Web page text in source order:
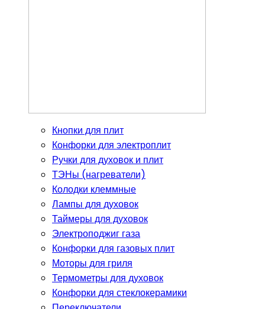
Кнопки для плит
Конфорки для электроплит
Ручки для духовок и плит
ТЭНы (нагреватели)
Колодки клеммные
Лампы для духовок
Таймеры для духовок
Электроподжиг газа
Конфорки для газовых плит
Моторы для гриля
Термометры для духовок
Конфорки для стеклокерамики